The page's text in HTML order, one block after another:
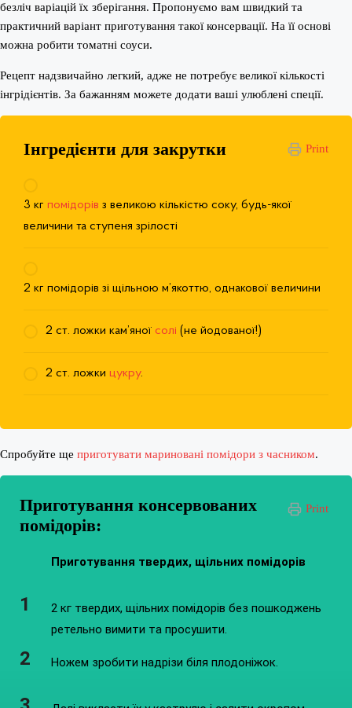
безліч варіацій їх зберігання. Пропонуємо вам швидкий та
практичний варіант приготування такої консервації. На її основі
можна робити томатні соуси.
Рецепт надзвичайно легкий, адже не потребує великої кількості
інгрідієнтів. За бажанням можете додати ваші улюблені спеції.
Print
Інгредієнти для закрутки
3 кг помідорів з великою кількістю соку, будь-якої
величини та ступеня зрілості
2 кг помідорів зі щільною м’якоттю, однакової величини
2 ст. ложки кам’яної солі (не ​​йодованої!)
2 ст. ложки цукру.
Спробуйте ще приготувати мариновані помідори з часником.
Print
Приготування консервованих
помідорів:
Приготування твердих, щільних помідорів
2 кг твердих, щільних помідорів без пошкоджень
ретельно вимити та просушити.
Ножем зробити надрізи біля плодоніжок.